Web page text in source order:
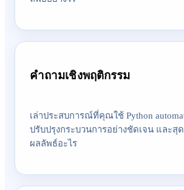
คำถามเชิงพฤติกรรม
เล่าประสบการณ์ที่คุณใช้ Python
ปรับปรุงกระบวนการอย่างชัดเจน และสุ
ผลลัพธ์อะไร